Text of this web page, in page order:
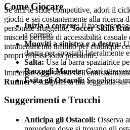
Se ami le sfide competitive, adori il
giochi e sei costantemente alla ricerca
personale sfuggente,Soccer Skills
miscela perfetta di accessibilità
intrattenimento infinito per chiunque
propri riflessi sotto pressione.
Immergiti oggi stesso
Runnere scolpisci la tua leggenda sul
Come Giocare
Inizia a correre:Il tuo
a correre.
Muoviti a sinistra e a destra:
destra per spostarti lateralmente
Salta: Usa la barra spaziatrice
Raccogli Monete:Corri
Evita gli Ostacoli: Se colpisci
Suggerimenti e Trucchi
Anticipa gli Ostacoli: Osserva